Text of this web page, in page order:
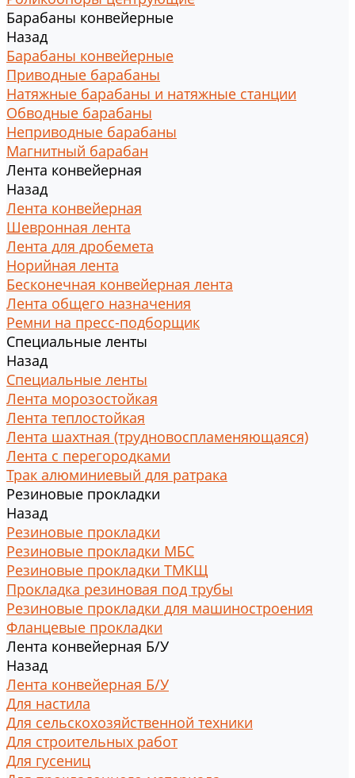
Барабаны конвейерные
Назад
Барабаны конвейерные
Приводные барабаны
Натяжные барабаны и натяжные станции
Обводные барабаны
Неприводные барабаны
Магнитный барабан
Лента конвейерная
Назад
Лента конвейерная
Шевронная лента
Лента для дробемета
Норийная лента
Бесконечная конвейерная лента
Лента общего назначения
Ремни на пресс-подборщик
Специальные ленты
Назад
Специальные ленты
Лента морозостойкая
Лента теплостойкая
Лента шахтная (трудновоспламеняющаяся)
Лента с перегородками
Трак алюминиевый для ратрака
Резиновые прокладки
Назад
Резиновые прокладки
Резиновые прокладки МБС
Резиновые прокладки ТМКЩ
Прокладка резиновая под трубы
Резиновые прокладки для машиностроения
Фланцевые прокладки
Лента конвейерная Б/У
Назад
Лента конвейерная Б/У
Для настила
Для сельскохозяйственной техники
Для строительных работ
Для гусениц